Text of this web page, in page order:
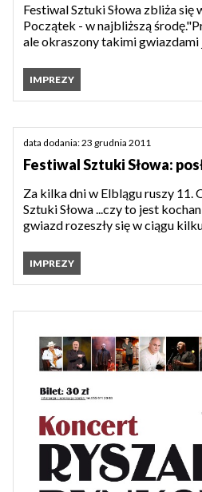
Festiwal Sztuki Słowa zbliża
Początek - w najbliższą
ale okraszony takimi gwiazdami
IMPREZY
data dodania: 23 grudnia 2011
Festiwal Sztuki Słowa:
Za kilka dni w Elblągu ruszy 11.
Sztuki Słowa ...czy to jest
gwiazd rozeszły się w ciągu
IMPREZY